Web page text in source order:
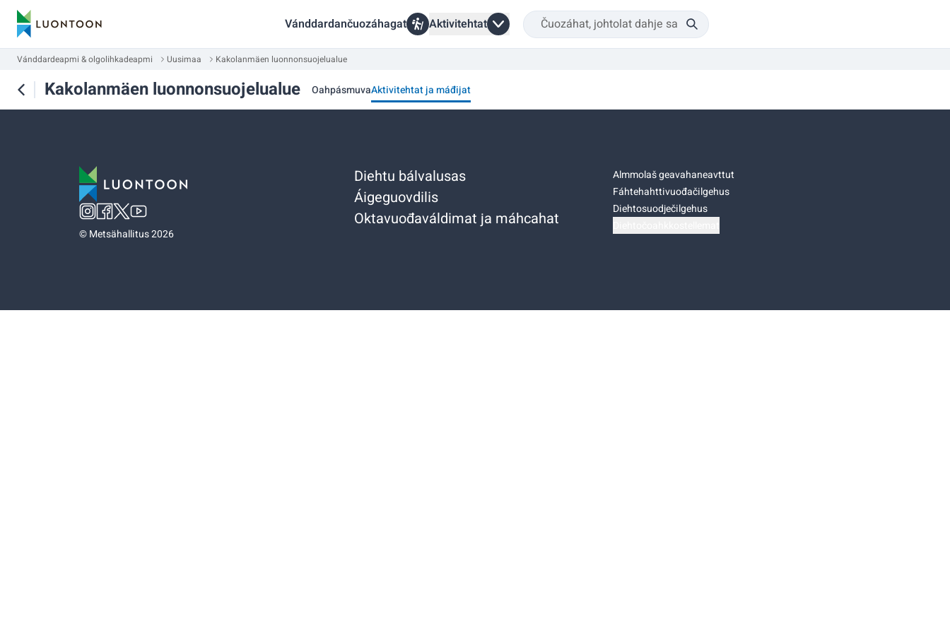
Vánddardančuozáhagat Aktivitehtat
Vánddardeapmi & olgolihkadeapmi Uusimaa Kakolanmäen luonnonsuojelualue
Kakolanmäen luonnonsuojelualue OahpásmuvaAktivitehtat ja máđijat
©Metsähallitus 2026
Diehtu bálvalusas
Áigeguovdilis
Oktavuođaváldimat ja máhcahat
Almmolaš geavahaneavttut
Fáhtehahttivuođačilgehus
Diehtosuodječilgehus